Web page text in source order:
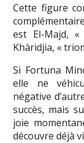
Cette figure
est El-Majd,
Khàridjia, «
Si Fortuna
elle ne
négative
succès, mais
joie
découvre déjà